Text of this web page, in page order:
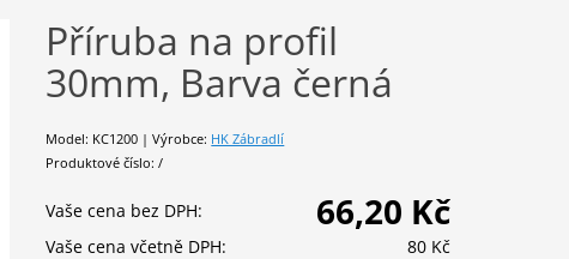
Příruba na profil
30mm, Barva černá
Model: KC1200 | Výrobce: HK Zábradlí
Produktové číslo: /
Vaše cena bez DPH: 66,20 Kč
Vaše cena včetně DPH:
80 Kč